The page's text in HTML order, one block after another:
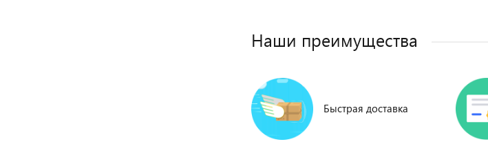
Наши преимущества
Быстрая доставка